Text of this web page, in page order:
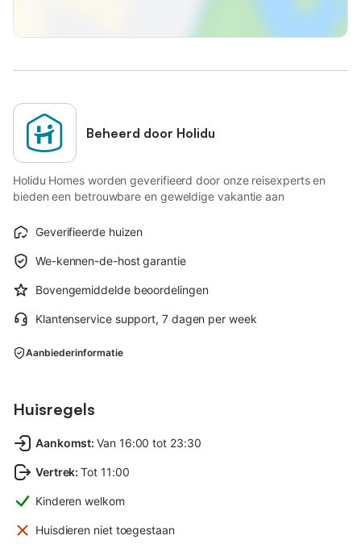
Beheerd door Holidu
Holidu Homes worden geverifieerd door onze reisexperts en
bieden een betrouwbare en geweldige vakantie aan
Geverifieerde huizen
We-kennen-de-host garantie
Bovengemiddelde beoordelingen
Klantenservice support, 7 dagen per week
Aanbiederinformatie
Huisregels
Aankomst: Van 16:00 tot 23:30
Vertrek: Tot 11:00
Kinderen welkom
Huisdieren niet toegestaan